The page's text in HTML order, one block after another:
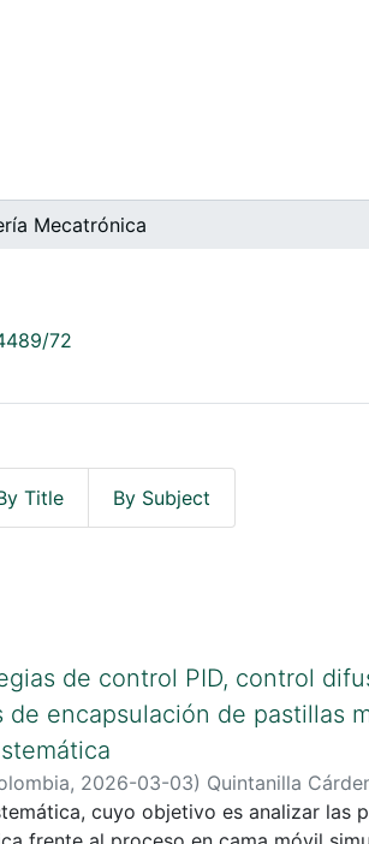
Mecatrónica
72
Title By Subject
de control PID, control
encapsulación de pastillas
, 2026-03-03) Quintanilla
Henrycuyo objetivo es analizar las